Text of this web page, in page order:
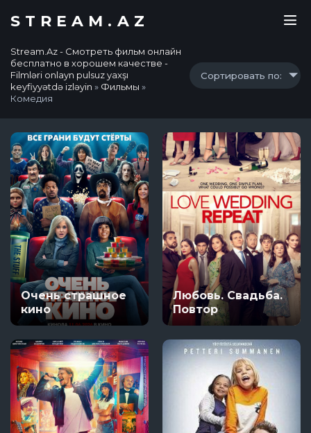
STREAM.AZ
Stream.Az - Смотреть фильм онлайн
бесплатно в хорошем качестве -
Filmləri onlayn pulsuz yaxşı
keyfiyyətdə izləyin » Фильмы »
Комедия
Сортировать по:
Очень страшное
кино
Любовь. Свадьба.
Повтор